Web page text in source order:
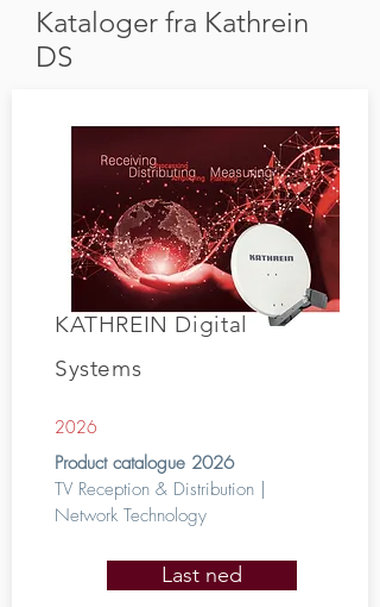
Kontakt oss om Kathrein Digital systems
Kataloger fra Kathrein
DS
KATHREIN Digital
Systems
2026
Product catalogue 2026
TV Reception & Distribution |
Network Technology
Last ned